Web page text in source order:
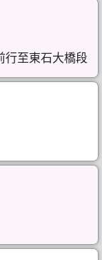
行至東石大橋段